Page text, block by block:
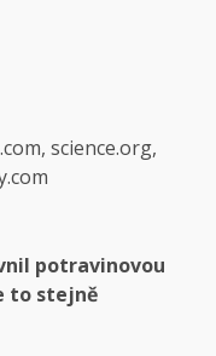
science.org,
potravinovou
to stejně